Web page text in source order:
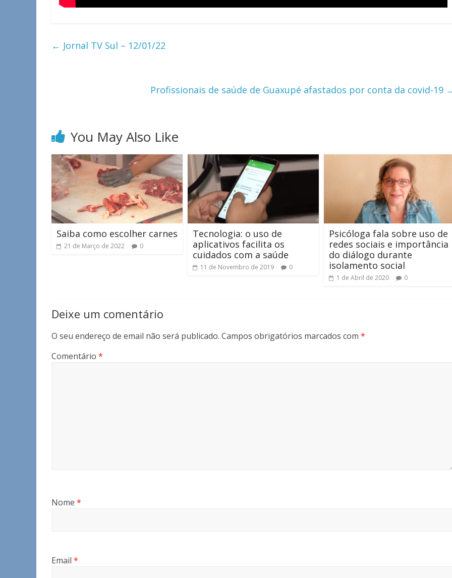
← Jornal TV Sul – 12/01/22
Profissionais de saúde de Guaxupé afastados por conta da covid-19
You May Also Like
Saiba como escolher carnes
21 de Março de 2022 0
Tecnologia: o uso de
aplicativos facilita os
cuidados com a saúde
11 de Novembro de 2019 0
Psicóloga fala sobre uso de
redes sociais e importância
do diálogo durante
isolamento social
1 de Abril de 2020 0
Deixe um comentário
O seu endereço de email não será publicado. Campos obrigatórios marcados com *
Comentário *
Nome *
Email *